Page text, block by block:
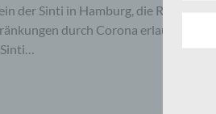
der Sinti in Hamburg, die Rom und
durch Corona erlaubten